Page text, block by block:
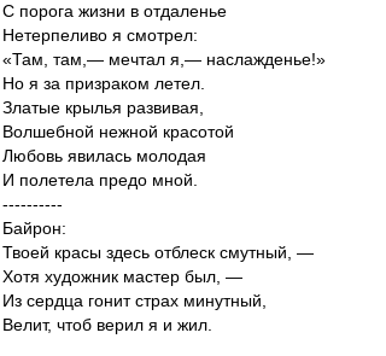
С порога жизни в отдаленье
Нетерпеливо я смотрел:
«Там, там,— мечтал я,— наслажденье!»
Но я за призраком летел.
Златые крылья развивая,
Волшебной нежной красотой
Любовь явилась молодая
И полетела предо мной.
----------
Байрон:
Твоей красы здесь отблеск смутный, —
Хотя художник мастер был, —
Из сердца гонит страх минутный,
Велит, чтоб верил я и жил.